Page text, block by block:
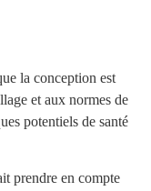
la conception est
et aux normes de
potentiels de santé
prendre en compte